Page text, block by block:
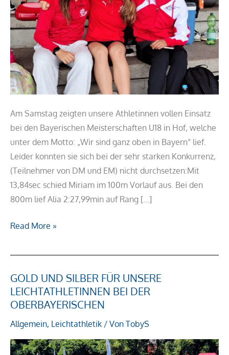
Am Samstag zeigten unsere Athletinnen vollen Einsatz
bei den Bayerischen Meisterschaften U18 in Hof, welche
unter dem Motto: „Wir sind ganz oben in Bayern“ lief.
Leider konnten sie sich bei der sehr starken Konkurrenz,
(Teilnehmer von DM und EM) nicht durchsetzen:Mit
13,84sec schied Miriam im 100m Vorlauf aus. Bei den
800m lief Alia 2:27,99min auf Rang […]
Read More »
GOLD UND SILBER FÜR UNSERE
LEICHTATHLETINNEN BEI DER
OBERBAYERISCHEN
Allgemein, Leichtathletik / Von TobyS
Gold
und
Silber
für
Leichtathletinnen